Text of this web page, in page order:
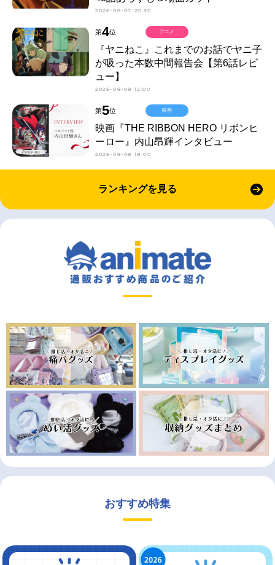
2026-08-07 20:30
第4位
『ヤニねこ』これまでのお話でヤニ子
が吸った本数中間報告会【第6話レビ
ュー】
2026-08-08 12:00
アニメ
第5位
映画『THE RIBBON HERO リボンヒ
ーロー』内山昂輝インタビュー
2026-08-08 18:00
映画
ランキングを見る
おすすめ特集